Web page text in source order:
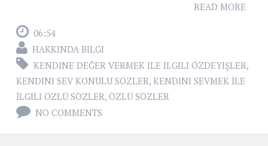
READ MORE
06:54
HAKKINDA BILGI
KENDINE DEĞER VERMEK ILE ILGILI ÖZDEYIŞLER,
KENDINI SEV KONULU SÖZLER, KENDINI SEVMEK İLE
İLGILI ÖZLÜ SÖZLER, ÖZLÜ SÖZLER
NO COMMENTS